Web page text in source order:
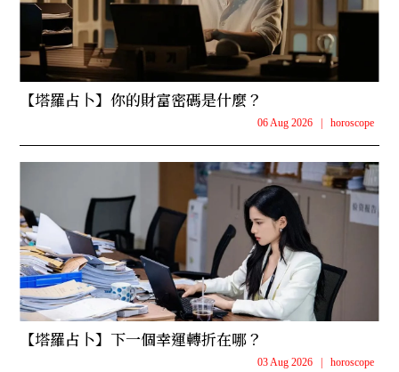
【塔羅占卜】你的財富密碼是什麼？
06 Aug 2026 horoscope
【塔羅占卜】下一個幸運轉折在哪？
03 Aug 2026 horoscope